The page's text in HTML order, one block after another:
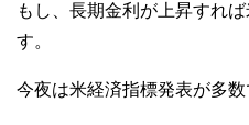
もし、長期金利が上昇すれ
す。
今夜は米経済指標発表が多数